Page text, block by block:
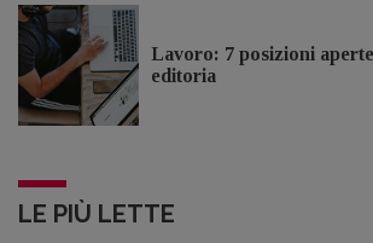
Lavoro: 7 posizioni
editoria
LE PIÙ LETTE